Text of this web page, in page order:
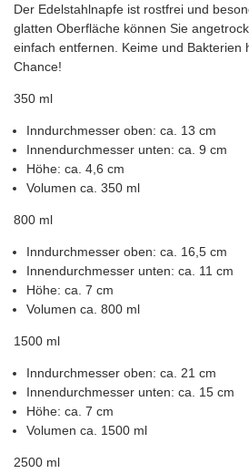
Der Edelstahlnapfe ist rostfrei und
glatten Oberfläche können Sie
einfach entfernen. Keime und Bakterien
Chance!
350 ml
Inndurchmesser oben: ca. 13 cm
Innendurchmesser unten: ca. 9 cm
Höhe: ca. 4,6 cm
Volumen ca. 350 ml
800 ml
Inndurchmesser oben: ca. 16,5 cm
Innendurchmesser unten: ca. 11 cm
Höhe: ca. 7 cm
Volumen ca. 800 ml
1500 ml
Inndurchmesser oben: ca. 21 cm
Innendurchmesser unten: ca. 15 cm
Höhe: ca. 7 cm
Volumen ca. 1500 ml
2500 ml